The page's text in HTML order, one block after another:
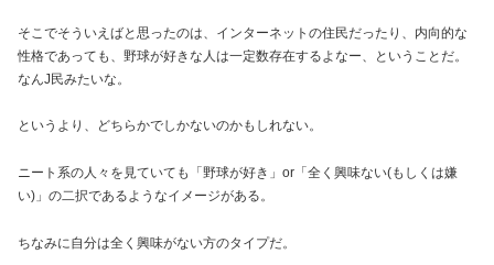
そこでそういえばと思ったのは、インターネットの住民だったり、内向的な
性格であっても、野球が好きな人は一定数存在するよなー、ということだ。
なんJ民みたいな。
というより、どちらかでしかないのかもしれない。
ニート系の人々を見ていても「野球が好き」or「全く興味ない(もしくは嫌
い)」の二択であるようなイメージがある。
ちなみに自分は全く興味がない方のタイプだ。